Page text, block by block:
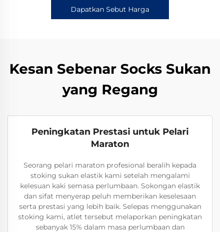
Dapatkan Sebut Harga
Kesan Sebenar Socks Sukan
yang Regang
Peningkatan Prestasi untuk Pelari
Maraton
Seorang pelari maraton profesional beralih kepada
stoking sukan elastik kami setelah mengalami
kelesuan kaki semasa perlumbaan. Sokongan elastik
dan sifat menyerap peluh memberikan keselesaan
serta prestasi yang lebih baik. Selepas menggunakan
stoking kami, atlet tersebut melaporkan peningkatan
sebanyak 15% dalam masa perlumbaan dan